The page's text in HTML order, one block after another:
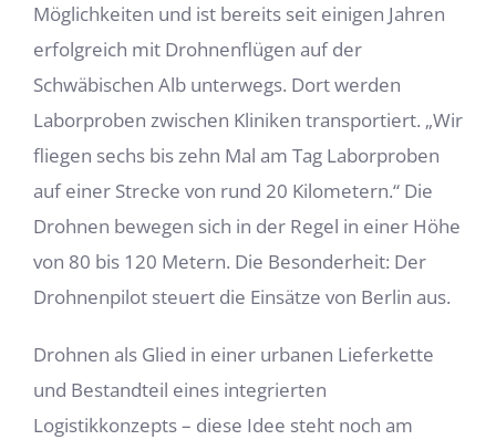
Möglichkeiten und ist bereits seit einigen Jahren
erfolgreich mit Drohnenflügen auf der
Schwäbischen Alb unterwegs. Dort werden
Laborproben zwischen Kliniken transportiert. „Wir
fliegen sechs bis zehn Mal am Tag Laborproben
auf einer Strecke von rund 20 Kilometern.“ Die
Drohnen bewegen sich in der Regel in einer Höhe
von 80 bis 120 Metern. Die Besonderheit: Der
Drohnenpilot steuert die Einsätze von Berlin aus.
Drohnen als Glied in einer urbanen Lieferkette
und Bestandteil eines integrierten
Logistikkonzepts – diese Idee steht noch am